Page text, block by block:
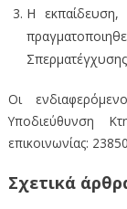
Η εκπαίδευση,
Οι
Υποδιεύθυνση
επικοινωνίας:
Σχετικά